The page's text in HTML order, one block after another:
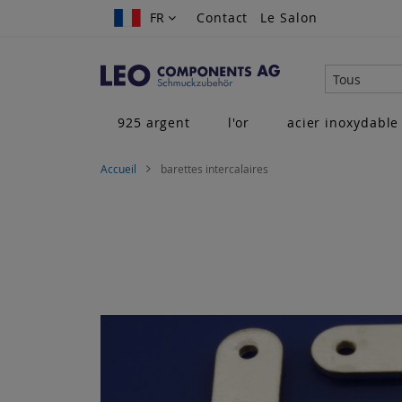
FR
FR Contact Le Salon
Tous
925 argent
l'or acier inoxydable
Accueil barettes intercalaires
images